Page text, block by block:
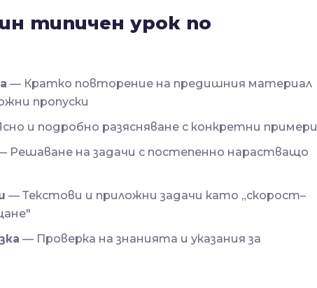
типичен урок по
— Кратко повторение на предишния материал
пропуски
и подробно разясняване с конкретни примери
Решаване на задачи с постепенно нарастващо
— Текстови и приложни задачи като „скорост–
— Проверка на знанията и указания за